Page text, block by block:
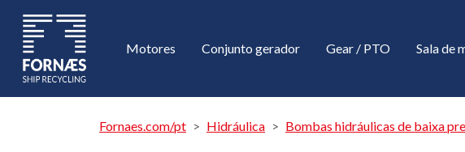
Motores Conjunto gerador Gear / PTO Sala de
Fornaes.com/pt Hidráulica Bombas hidráulicas de baixa